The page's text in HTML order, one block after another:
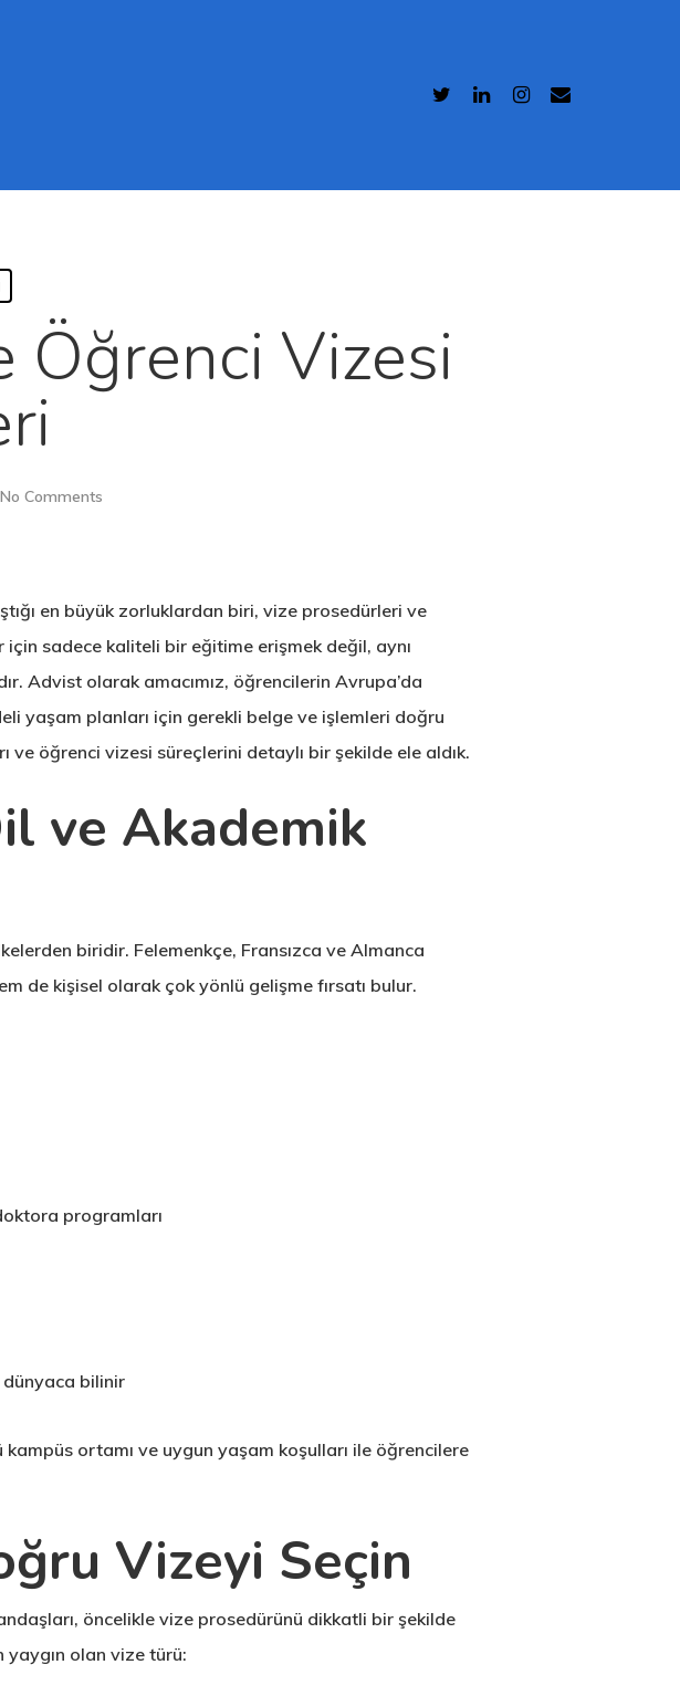
Öğrenci Vizesi
No Comments
en büyük zorluklardan biri, vize prosedürleri ve
sadece kaliteli bir eğitime erişmek değil, aynı
Advist olarak amacımız, öğrencilerin Avrupa’da
yaşam planları için gerekli belge ve işlemleri doğru
öğrenci vizesi süreçlerini detaylı bir şekilde ele aldık.
ve Akademik
biridir. Felemenkçe, Fransızca ve Almanca
de kişisel olarak çok yönlü gelişme fırsatı bulur.
programları
bilinir
ortamı ve uygun yaşam koşulları ile öğrencilere
Vizeyi Seçin
öncelikle vize prosedürünü dikkatli bir şekilde
olan vize türü: